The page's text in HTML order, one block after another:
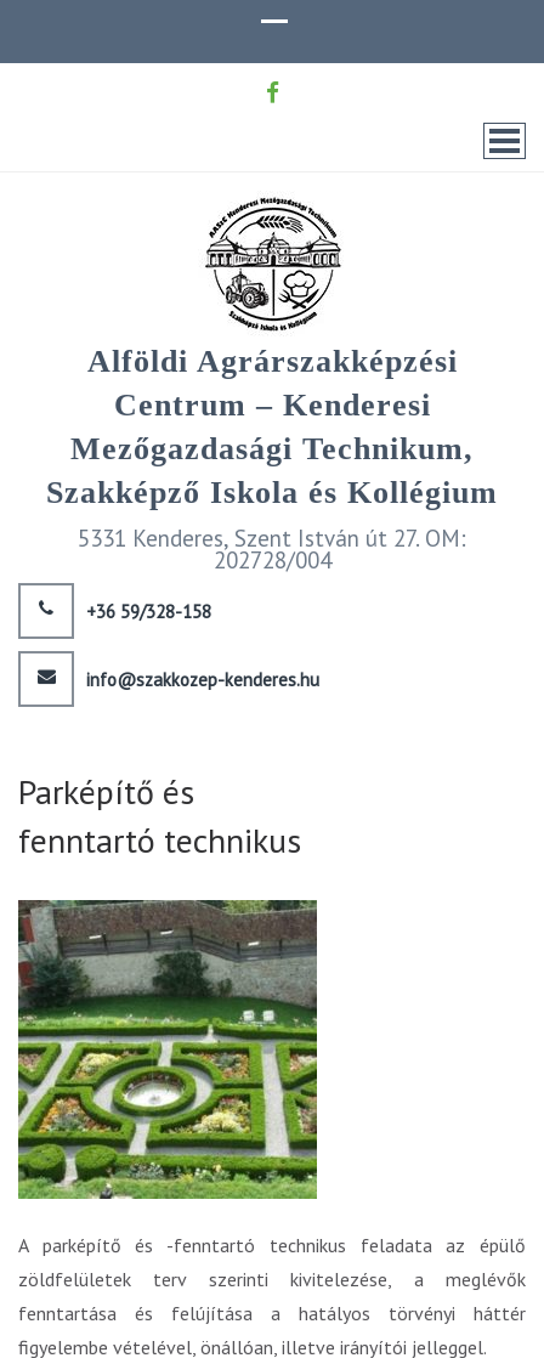
Alföldi Agrárszakképzési
Centrum – Kenderesi
Mezőgazdasági Technikum,
Szakképző Iskola és Kollégium
5331 Kenderes, Szent István út 27. OM:
202728/004
+36 59/328-158
info@szakkozep-kenderes.hu
Parképítő és
fenntartó technikus
A parképítő és -fenntartó technikus feladata az épülő
zöldfelületek terv szerinti kivitelezése, a meglévők
fenntartása és felújítása a hatályos törvényi háttér
figyelembe vételével, önállóan, illetve irányítói jelleggel.